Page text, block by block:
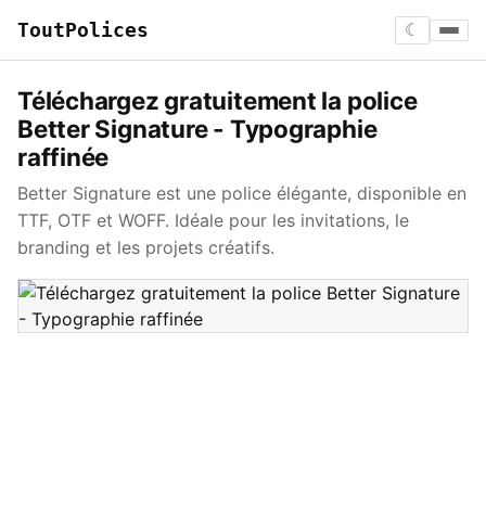
ToutPolices ☾
Téléchargez gratuitement la police
Better Signature - Typographie
raffinée
Better Signature est une police élégante, disponible en
TTF, OTF et WOFF. Idéale pour les invitations, le
branding et les projets créatifs.